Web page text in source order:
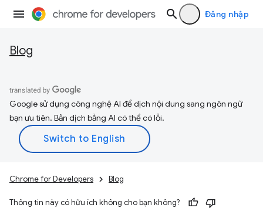
Đăng nhập
Blog
Google sử dụng công nghệ AI để dịch nội dung sang ngôn ngữ
bạn ưu tiên. Bản dịch bằng AI có thể có lỗi.
Chrome for Developers Blog
Thông tin này có hữu ích không cho bạn không?